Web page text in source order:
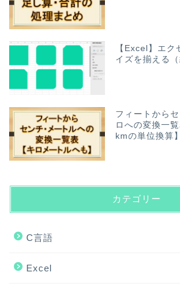
【Excel】エ
イズを揃える
フィートから
ロへの変換一
kmの単位換算】
カテゴリー
C言語
Excel